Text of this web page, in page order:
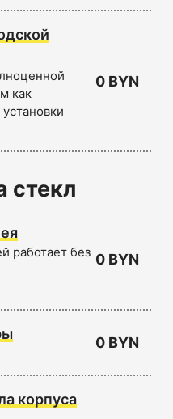
как
0 BYN
стекл
работает без 0 BYN
0 BYN
корпуса